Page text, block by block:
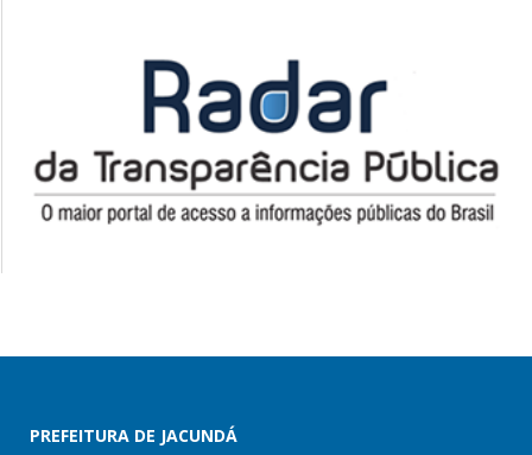
PREFEITURA DE JACUNDÁ